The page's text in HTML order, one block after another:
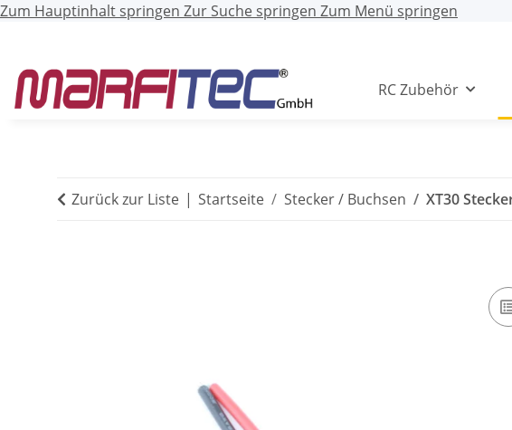
Zum Hauptinhalt springen Zur Suche springen Zum Menü springen
RC Zubehör
Zurück zur Liste Startseite Stecker / Buchsen XT30